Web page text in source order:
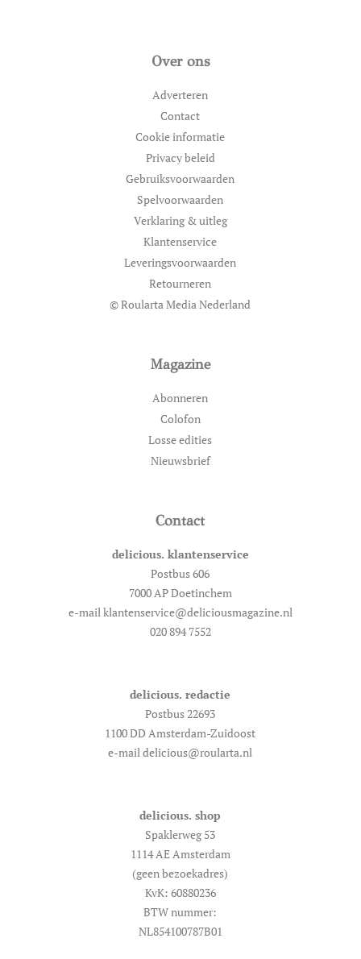
Over ons
Adverteren
Contact
Cookie informatie
Privacy beleid
Gebruiksvoorwaarden
Spelvoorwaarden
Verklaring & uitleg
Klantenservice
Leveringsvoorwaarden
Retourneren
© Roularta Media Nederland
Magazine
Abonneren
Colofon
Losse edities
Nieuwsbrief
Contact
delicious. klantenservice
Postbus 606
7000 AP Doetinchem
e-mail klantenservice@deliciousmagazine.nl
020 894 7552
delicious. redactie
Postbus 22693
1100 DD Amsterdam-Zuidoost
e-mail delicious@roularta.nl
delicious. shop
Spaklerweg 53
1114 AE Amsterdam
(geen bezoekadres)
KvK: 60880236
BTW nummer:
NL854100787B01